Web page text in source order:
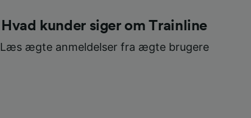
Hvad kunder siger om Trainline
Læs ægte anmeldelser fra ægte brugere